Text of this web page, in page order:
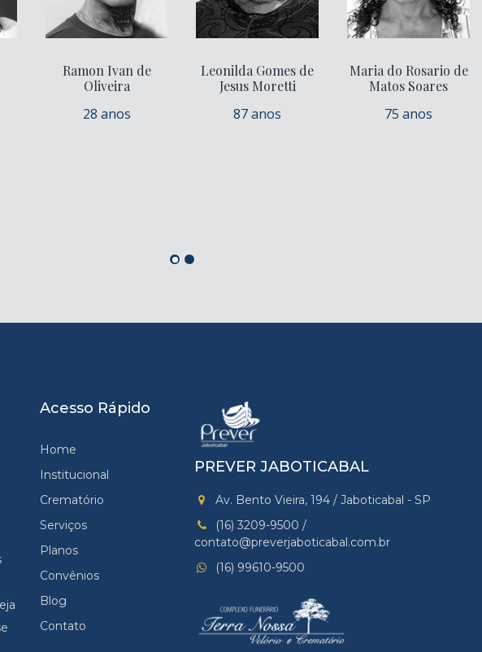
Ramon Ivan de
Oliveira
28 anos
Leonilda Gomes de
Jesus Moretti
87 anos
Maria do Rosario de
Matos Soares
75 anos
Acesso Rápido
Home
Institucional
Crematório
Serviços
Planos
Convênios
Blog
Contato
PREVER JABOTICABAL
Av. Bento Vieira, 194 / Jaboticabal - SP
(16) 3209-9500 /
contato@preverjaboticabal.com.br
(16) 99610-9500